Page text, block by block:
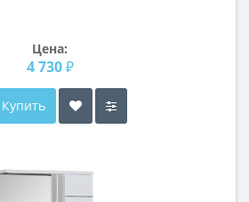
Цена:
4 730 ₽
Купить